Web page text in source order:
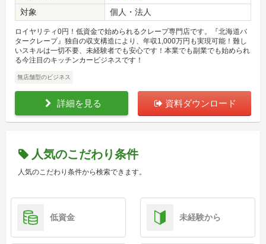
対象 個人・法人
ロイヤリティ0円！低資金で始められるクレープ専門店です。『北海道バ
タークレープ』独自の収支構造により、年収1,000万円も実現可能！難し
いスキルは一切不要、未経験者でも安心です！本業でも副業でも始められ
る今注目のキッチンカービジネスです！
無店舗型のビジネス
詳細を見る 資料ダウンロード
人気のこだわり条件
人気のこだわり条件から検索できます。
低資金 未経験から